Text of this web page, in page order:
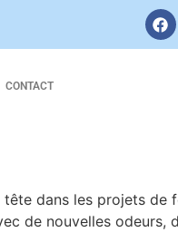
CONTACT
dans les projets
de nouvelles odeurs,